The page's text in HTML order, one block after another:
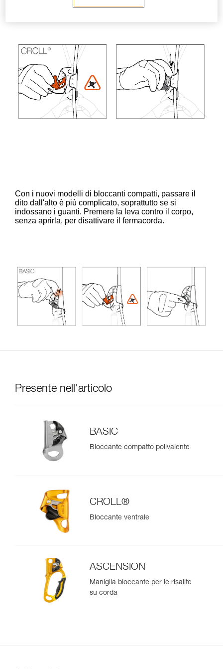
Il fermacorda può essere disattivato con una pressione
Con i nuovi modelli di bloccanti compatti, passare il
dito dall'alto è più complicato, soprattutto se si
indossano i guanti. Premere la leva contro il corpo,
senza aprirla, per disattivare il fermacorda.
Presente nell'articolo
BASIC
Bloccante compatto polivalente
CROLL®
Bloccante ventrale
ASCENSION
Maniglia bloccante per le risalite
su corda